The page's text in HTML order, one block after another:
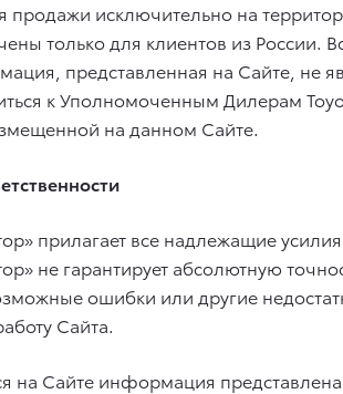
продажи исключительно на
только для клиентов из
представленная на Сайте,
к Уполномоченным Дилерам
на данном Сайте.
прилагает все надлежащие
не гарантирует абсолютную
ошибки или другие
Сайта.
на Сайте информация